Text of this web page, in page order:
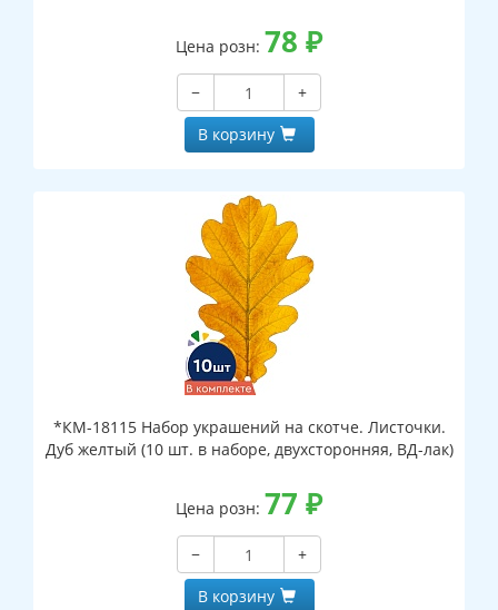
Цена розн: 78 ₽
−
+
В корзину
*КМ-18115 Набор украшений на скотче. Листочки.
Дуб желтый (10 шт. в наборе, двухсторонняя, ВД-лак)
Цена розн: 77 ₽
−
+
В корзину